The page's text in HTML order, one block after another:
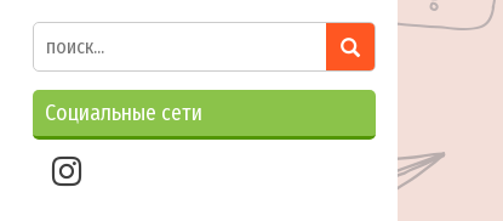
Социальные сети